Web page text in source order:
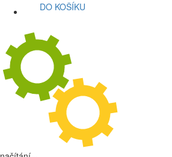
DO KOŠÍKU